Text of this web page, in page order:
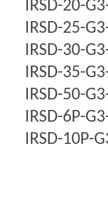
IRSD-20-
IRSD-25-
IRSD-30-
IRSD-35-
IRSD-50-
IRSD-6P-
IRSD-10P-